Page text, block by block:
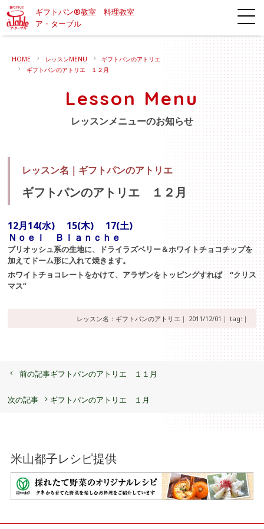
ギフトパン®教室 料理教室
ア・ターブル
HOME レッスンMENU
ギフトパンのアトリエ
ギフトパンのアトリエ １２月
Lesson Menu
レッスンメニューのお知らせ
レッスン名｜ ギフトパンのアトリエ
ギフトパンのアトリエ １２月
12月14(水) 15(木) 17(土)
Ｎｏｅｌ Ｂｌａｎｃｈｅ
ブリオッシュ系の生地に、ドライラズベリー＆ホワイトチョコチップを
加えてドーム形に入れて焼きます。
ホワイトチョコレートをかけて、アラザンをトッピングすれば “クリス
マス”
レッスン名： ギフトパンのアトリエ ｜ 2011/12/01｜ tag:｜
前の記事ギフトパンのアトリエ １１月
次の記事 ギフトパンのアトリエ １月
米山都子レシピ提供